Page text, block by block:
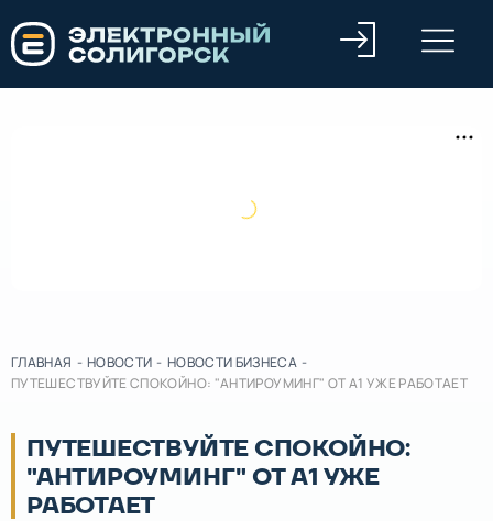
ГЛАВНАЯ - НОВОСТИ - НОВОСТИ БИЗНЕСА -
ПУТЕШЕСТВУЙТЕ СПОКОЙНО: "АНТИРОУМИНГ" ОТ A1 УЖЕ РАБОТАЕТ
ПУТЕШЕСТВУЙТЕ СПОКОЙНО:
"АНТИРОУМИНГ" ОТ A1 УЖЕ
РАБОТАЕТ